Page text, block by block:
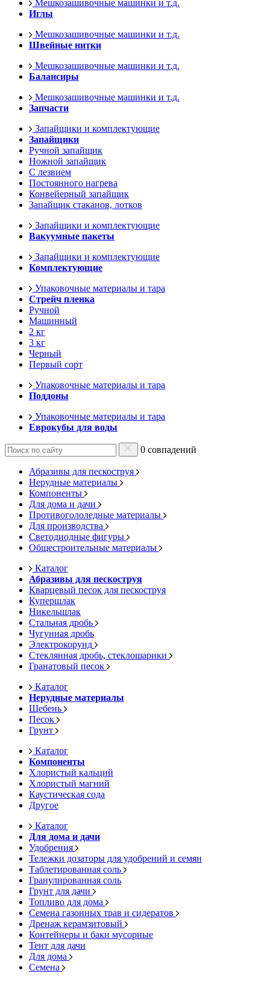
Мешкозашивочные машинки и т.д.
Иглы
Мешкозашивочные машинки и т.д.
Швейные нитки
Мешкозашивочные машинки и т.д.
Балансиры
Мешкозашивочные машинки и т.д.
Запчасти
Запайщики и комплектующие
Запайщики
Ручной запайщик
Ножной запайщик
С лезвием
Постоянного нагрева
Конвейерный запайщик
Запайщик стаканов, лотков
Запайщики и комплектующие
Вакуумные пакеты
Запайщики и комплектующие
Комплектующие
Упаковочные материалы и тара
Стрейч пленка
Ручной
Машинный
2 кг
3 кг
Черный
Первый сорт
Упаковочные материалы и тара
Поддоны
Упаковочные материалы и тара
Еврокубы для воды
0 совпадений
Абразивы для пескоструя
Нерудные материалы
Компоненты
Для дома и дачи
Противогололедные материалы
Для производства
Светодиодные фигуры
Общестроительные материалы
Каталог
Абразивы для пескоструя
Кварцевый песок для пескоструя
Купершлак
Никельшлак
Стальная дробь
Чугунная дробь
Электрокорунд
Стеклянная дробь, стеклошарики
Гранатовый песок
Каталог
Нерудные материалы
Щебень
Песок
Грунт
Каталог
Компоненты
Хлористый кальций
Хлористый магний
Каустическая сода
Другое
Каталог
Для дома и дачи
Удобрения
Тележки дозаторы для удобрений и семян
Таблетированная соль
Гранулированная соль
Грунт для дачи
Топливо для дома
Семена газонных трав и сидератов
Дренаж керамзитовый
Контейнеры и баки мусорные
Тент для дачи
Для дома
Семена